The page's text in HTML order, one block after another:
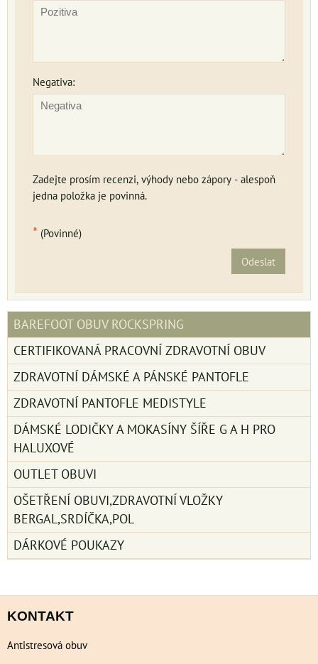
Negativa:
Zadejte prosím recenzi, výhody nebo zápory - alespoň
jedna položka je povinná.
* (Povinné)
Odeslat
BAREFOOT OBUV ROCKSPRING
CERTIFIKOVANÁ PRACOVNÍ ZDRAVOTNÍ OBUV
ZDRAVOTNÍ DÁMSKÉ A PÁNSKÉ PANTOFLE
ZDRAVOTNÍ PANTOFLE MEDISTYLE
DÁMSKÉ LODIČKY A MOKASÍNY ŠÍŘE G A H PRO
HALUXOVÉ
OUTLET OBUVI
OŠETŘENÍ OBUVI,ZDRAVOTNÍ VLOŽKY
BERGAL,SRDÍČKA,POL
DÁRKOVÉ POUKAZY
KONTAKT
Antistresová obuv